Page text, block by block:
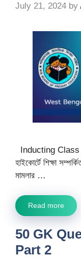
July 21, 2024 by
Inducting Class
হাইকোর্টে শিক্ষা
মামলার …
Read more
50 GK
Part 2